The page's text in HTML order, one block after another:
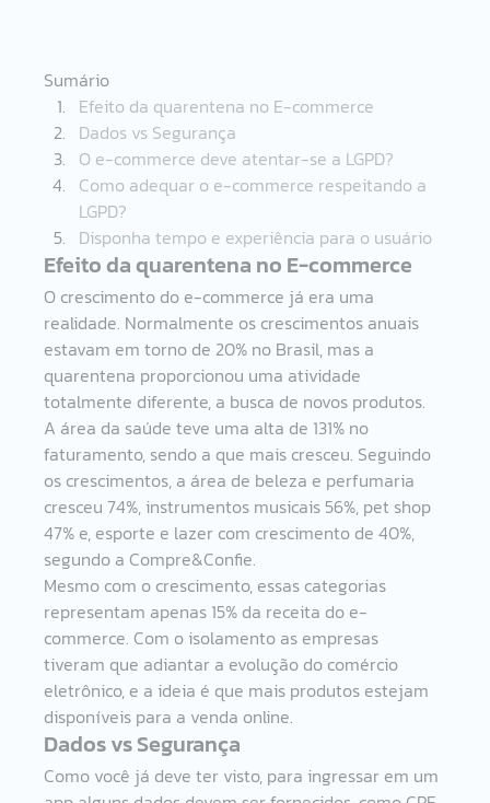
Sumário
Efeito da quarentena no E-commerce
Dados vs Segurança
O e-commerce deve atentar-se a LGPD?
Como adequar o e-commerce respeitando a
LGPD?
Disponha tempo e experiência para o usuário
Efeito da quarentena no E-commerce
O crescimento do e-commerce já era uma
realidade. Normalmente os crescimentos anuais
estavam em torno de 20% no Brasil, mas a
quarentena proporcionou uma atividade
totalmente diferente, a busca de novos produtos.
A área da saúde teve uma alta de 131% no
faturamento, sendo a que mais cresceu. Seguindo
os crescimentos, a área de beleza e perfumaria
cresceu 74%, instrumentos musicais 56%, pet shop
47% e, esporte e lazer com crescimento de 40%,
segundo a Compre&Confie.
Mesmo com o crescimento, essas categorias
representam apenas 15% da receita do e-
commerce. Com o isolamento as empresas
tiveram que adiantar a evolução do comércio
eletrônico, e a ideia é que mais produtos estejam
disponíveis para a venda online.
Dados vs Segurança
Como você já deve ter visto, para ingressar em um